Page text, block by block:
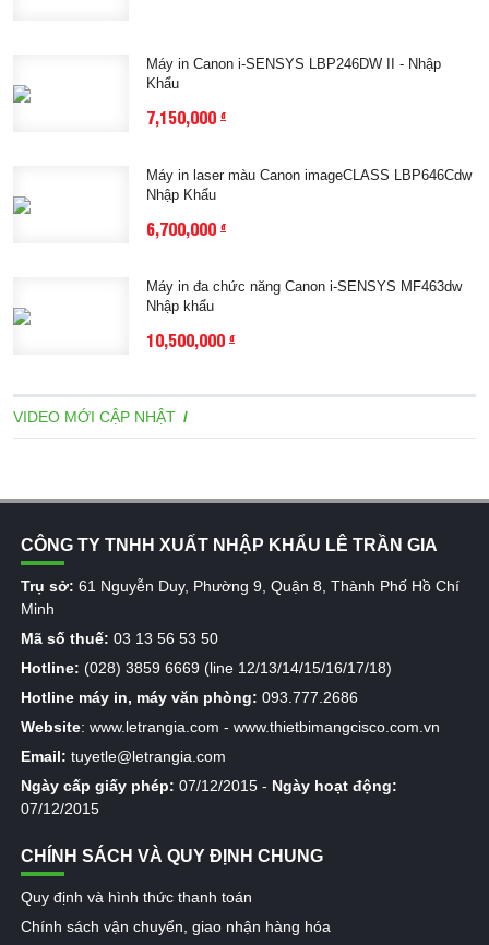
Máy in Canon i-SENSYS LBP246DW II - Nhập
Khẩu
7,150,000 đ
Máy in laser màu Canon imageCLASS LBP646Cdw
Nhập Khẩu
6,700,000 đ
Máy in đa chức năng Canon i-SENSYS MF463dw
Nhập khẩu
10,500,000 đ
VIDEO MỚI CẬP NHẬT
CÔNG TY TNHH XUẤT NHẬP KHẨU LÊ TRẦN GIA
Trụ sở: 61 Nguyễn Duy, Phường 9, Quận 8, Thành Phố Hồ Chí
Minh
Mã số thuế: 03 13 56 53 50
Hotline: (028) 3859 6669 (line 12/13/14/15/16/17/18)
Hotline máy in, máy văn phòng: 093.777.2686
Website: www.letrangia.com - www.thietbimangcisco.com.vn
Email: tuyetle@letrangia.com
Ngày cấp giấy phép: 07/12/2015 - Ngày hoạt động:
07/12/2015
CHÍNH SÁCH VÀ QUY ĐỊNH CHUNG
Quy định và hình thức thanh toán
Chính sách vận chuyển, giao nhận hàng hóa